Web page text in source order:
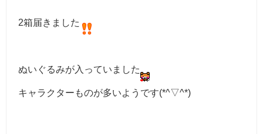
2箱届きました
ぬいぐるみが入っていました
キャラクターものが多いようです(*^▽^*)